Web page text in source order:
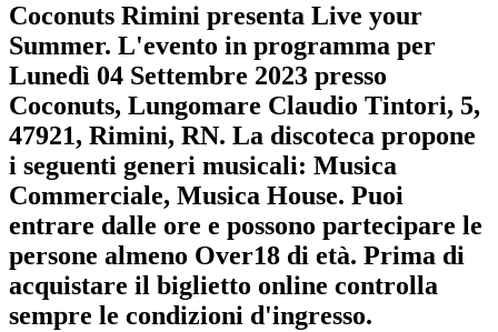
Coconuts Rimini presenta Live your
Summer. L'evento in programma per
Lunedì 04 Settembre 2023 presso
Coconuts, Lungomare Claudio Tintori, 5,
47921, Rimini, RN. La discoteca propone
i seguenti generi musicali: Musica
Commerciale, Musica House. Puoi
entrare dalle ore e possono partecipare le
persone almeno Over18 di età. Prima di
acquistare il biglietto online controlla
sempre le condizioni d'ingresso.